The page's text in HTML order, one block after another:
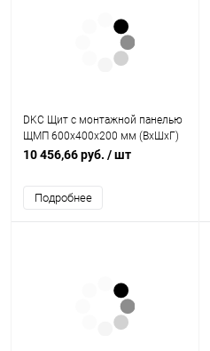
DKC Щит с монтажной панелью
ЩМП 600x400x200 мм (ВхШхГ)
IP65 серия ST (R5ST0642)
10 456,66 руб. / шт
Подробнее